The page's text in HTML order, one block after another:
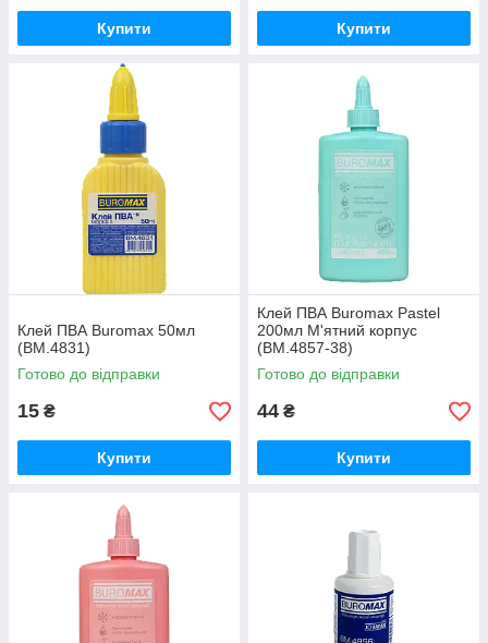
Купити Купити
Клей ПВА Buromax 50мл
(BM.4831)
Готово до відправки
15 ₴
Купити
Клей ПВА Buromax Pastel
200мл М'ятний корпус
(BM.4857-38)
Готово до відправки
44 ₴
Купити